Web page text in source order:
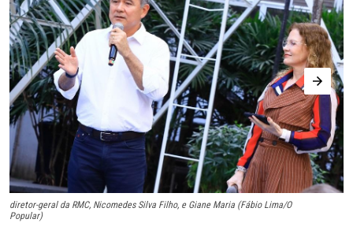
diretor-geral da RMC, Nicomedes Silva Filho, e Giane Maria (Fábio Lima/O
Popular)